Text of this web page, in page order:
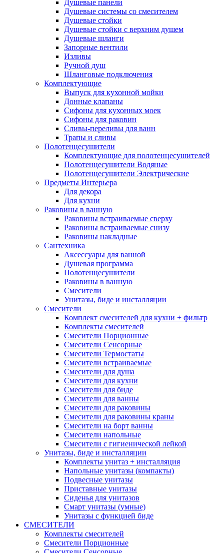
Душевые панели
Душевые системы со смесителем
Душевые стойки
Душевые стойки с верхним душем
Душевые шланги
Запорные вентили
Изливы
Ручной душ
Шланговые подключения
Комплектующие
Выпуск для кухонной мойки
Донные клапаны
Сифоны для кухонных моек
Сифоны для раковин
Сливы-переливы для ванн
Трапы и сливы
Полотенцесушители
Комплектующие для полотенцесушителей
Полотенцесушители Водяные
Полотенцесушители Электрические
Предметы Интерьера
Для декора
Для кухни
Раковины в ванную
Раковины встраиваемые сверху
Раковины встраиваемые снизу
Раковины накладные
Сантехника
Аксессуары для ванной
Душевая программа
Полотенцесушители
Раковины в ванную
Смесители
Унитазы, биде и инсталляции
Смесители
Комплект смесителей для кухни + фильтр
Комплекты смесителей
Смесители Порционные
Смесители Сенсорные
Смесители Термостаты
Смесители встраиваемые
Смесители для душа
Смесители для кухни
Смесители для биде
Смесители для ванны
Смесители для раковины
Смесители для раковины краны
Смесители на борт ванны
Смесители напольные
Смесители с гигиенической лейкой
Унитазы, биде и инсталляции
Комплекты унитаз + инсталляция
Напольные унитазы (компакты)
Подвесные унитазы
Приставные унитазы
Сиденья для унитазов
Смарт унитазы (умные)
Унитазы с функцией биде
СМЕСИТЕЛИ
Комплекты смесителей
Смесители Порционные